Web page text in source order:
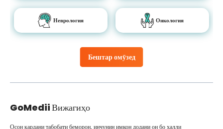
Бештар омӯзед
Неврология Онкология
GoMediiВижагиҳо
Осон кардани табобати беморон, инчунин имкон додани он бо ҳалли